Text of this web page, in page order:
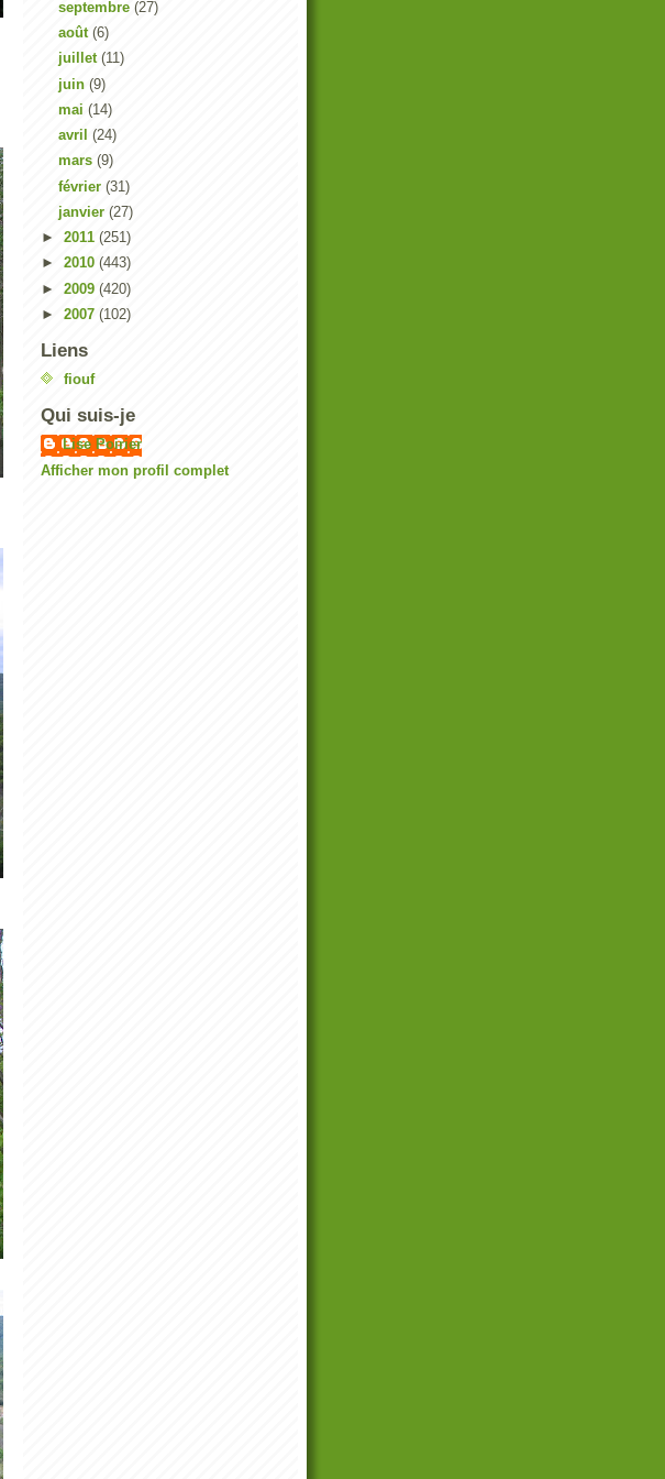
septembre (27)
août (6)
juillet (11)
juin (9)
mai (14)
avril (24)
mars (9)
février (31)
janvier (27)
► 2011 (251)
► 2010 (443)
► 2009 (420)
► 2007 (102)
Liens
fiouf
Qui suis-je
Lise Poirier
Afficher mon profil complet